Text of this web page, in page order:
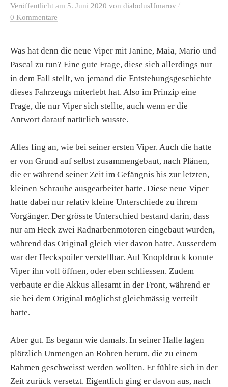
Veröffentlicht am 5. Juni 2020 von diabolusUmarov /
0 Kommentare
Was hat denn die neue Viper mit Janine, Maia, Mario und
Pascal zu tun? Eine gute Frage, diese sich allerdings nur
in dem Fall stellt, wo jemand die Entstehungsgeschichte
dieses Fahrzeugs miterlebt hat. Also im Prinzip eine
Frage, die nur Viper sich stellte, auch wenn er die
Antwort darauf natürlich wusste.
Alles fing an, wie bei seiner ersten Viper. Auch die hatte
er von Grund auf selbst zusammengebaut, nach Plänen,
die er während seiner Zeit im Gefängnis bis zur letzten,
kleinen Schraube ausgearbeitet hatte. Diese neue Viper
hatte dabei nur relativ kleine Unterschiede zu ihrem
Vorgänger. Der grösste Unterschied bestand darin, dass
nur am Heck zwei Radnarbenmotoren eingebaut wurden,
während das Original gleich vier davon hatte. Ausserdem
war der Heckspoiler verstellbar. Auf Knopfdruck konnte
Viper ihn voll öffnen, oder eben schliessen. Zudem
verbaute er die Akkus allesamt in der Front, während er
sie bei dem Original möglichst gleichmässig verteilt
hatte.
Aber gut. Es begann wie damals. In seiner Halle lagen
plötzlich Unmengen an Rohren herum, die zu einem
Rahmen geschweisst werden wollten. Er fühlte sich in der
Zeit zurück versetzt. Eigentlich ging er davon aus, nach